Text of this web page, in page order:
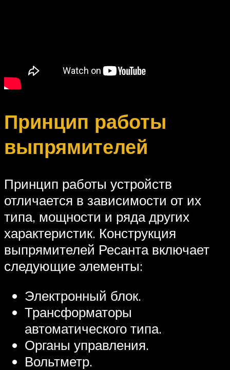
Принцип работы
выпрямителей
Принцип работы устройств
отличается в зависимости от их
типа, мощности и ряда других
характеристик. Конструкция
выпрямителей Ресанта включает
следующие элементы:
Электронный блок.
Трансформаторы
автоматического типа.
Органы управления.
Вольтметр.